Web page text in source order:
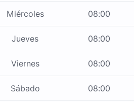
Miércoles 08:00
Jueves 08:00
Viernes 08:00
Sábado 08:00